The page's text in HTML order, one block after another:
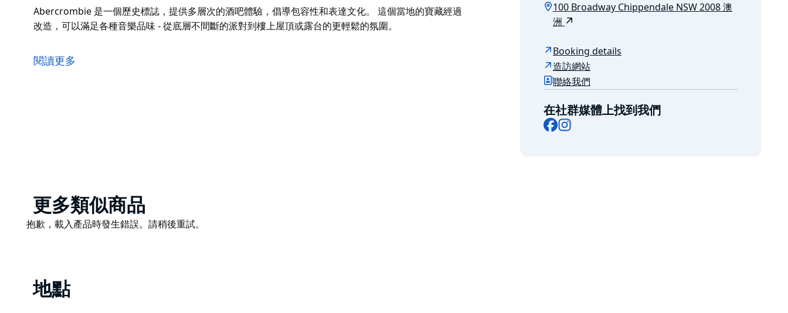
Abercrombie 是一個歷史標誌，提供多層次的酒吧體驗，倡導包容性和表達文化。 這個當地的寶藏經過
改造，可以滿足各種音樂品味 - 從底層不間斷的派對到樓上屋頂或露台的更輕鬆的氛圍。
這個當地的寶藏經過改造，可以滿足各種音樂品味 - 從底層不間斷的派對到樓上屋頂或露台的更輕鬆的氛
閱讀更多
100 Broadway Chippendale NSW 2008 澳
洲
Booking details
造訪網站
聯絡我們
在社群媒體上找到我們
Facebook
Product
List
更多類似商品
Product
抱歉，載入產品時發生錯誤。請稍後重試。
地點